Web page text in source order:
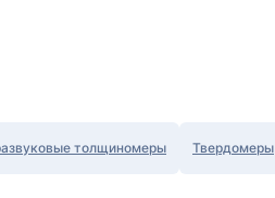
толщиномеры Твердомеры